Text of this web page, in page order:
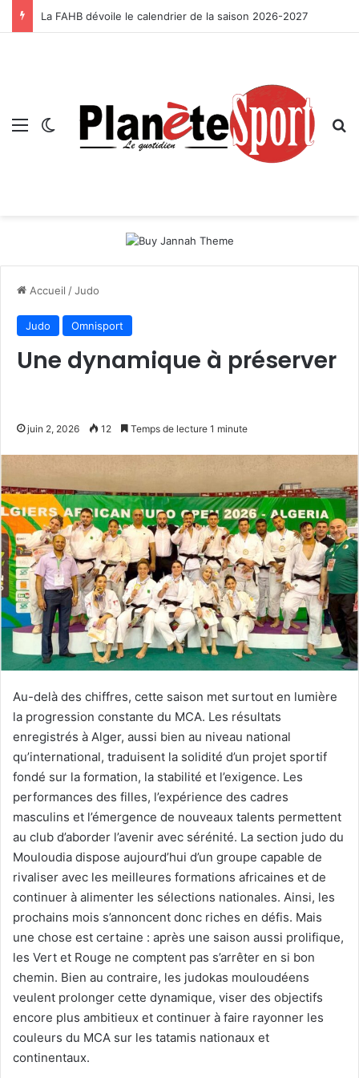
La FAHB dévoile le calendrier de la saison 2026-2027
Menu Switch skin
Accueil /Judo
Judo Omnisport
Une dynamique à préserver
juin 2, 2026 12 Temps de lecture 1 minute
Au-delà des chiffres, cette saison met surtout en lumière
la progression constante du MCA. Les résultats
enregistrés à Alger, aussi bien au niveau national
qu’international, traduisent la solidité d’un projet sportif
fondé sur la formation, la stabilité et l’exigence. Les
performances des filles, l’expérience des cadres
masculins et l’émergence de nouveaux talents permettent
au club d’aborder l’avenir avec sérénité. La section judo du
Mouloudia dispose aujourd’hui d’un groupe capable de
rivaliser avec les meilleures formations africaines et de
continuer à alimenter les sélections nationales. Ainsi, les
prochains mois s’annoncent donc riches en défis. Mais
une chose est certaine : après une saison aussi prolifique,
les Vert et Rouge ne comptent pas s’arrêter en si bon
chemin. Bien au contraire, les judokas mouloudéens
veulent prolonger cette dynamique, viser des objectifs
encore plus ambitieux et continuer à faire rayonner les
couleurs du MCA sur les tatamis nationaux et
continentaux.